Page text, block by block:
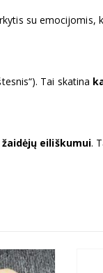
su emocijomis,
Tai skatina
eiliškumui.